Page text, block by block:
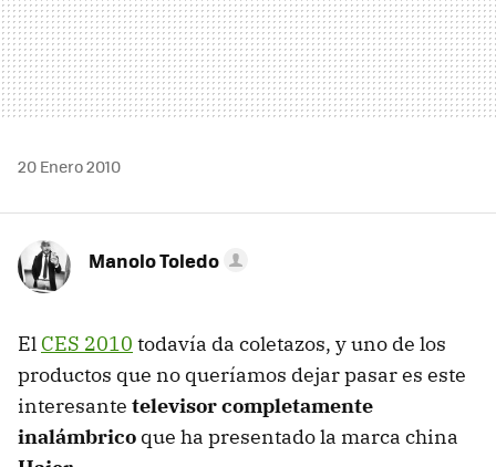
20 Enero 2010
Manolo Toledo
El CES 2010 todavía da coletazos, y uno de los
productos que no queríamos dejar pasar es este
interesante televisor completamente
inalámbrico que ha presentado la marca china